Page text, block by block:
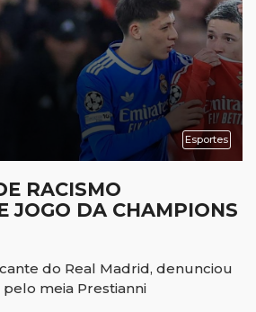
Esportes
RACISMO
JOGO DA CHAMPIONS
do Real Madrid, denunciou
pelo meia Prestianni